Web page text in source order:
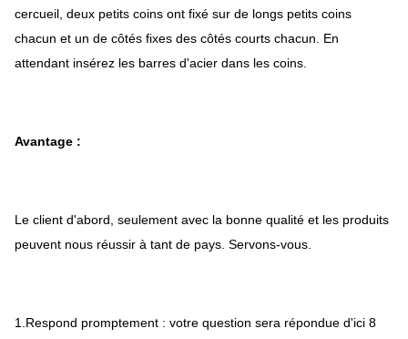
cercueil, deux petits coins ont fixé sur de longs petits coins
chacun et un de côtés fixes des côtés courts chacun. En
attendant insérez les barres d'acier dans les coins.
Avantage :
Le client d'abord, seulement avec la bonne qualité et les produits
peuvent nous réussir à tant de pays. Servons-vous.
1.Respond promptement : votre question sera répondue d'ici 8